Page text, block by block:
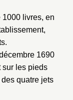
1000 livres, en
1690
sur les pieds
quatre jets